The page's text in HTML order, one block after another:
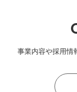
事業内容や採用情